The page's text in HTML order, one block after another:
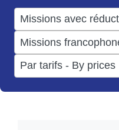
result
available
result
available
Par tarifs - By prices
results
available